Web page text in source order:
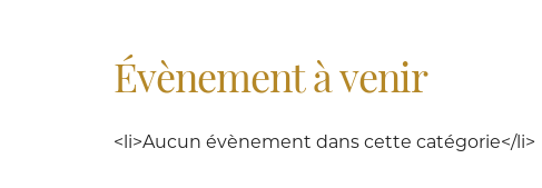
Évènement à venir
<li>Aucun évènement dans cette catégorie</li>